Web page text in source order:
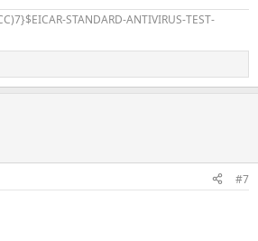
STANDARD-ANTIVIRUS-TEST-
#7